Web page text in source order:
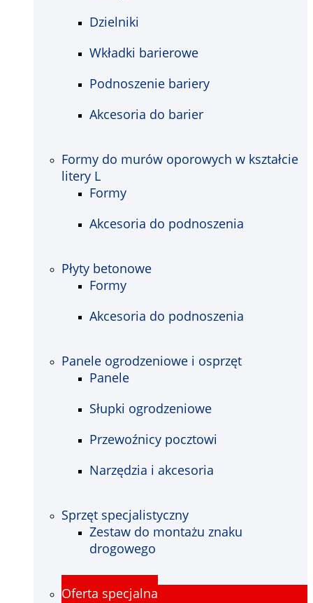
Dzielniki
Wkładki barierowe
Podnoszenie bariery
Akcesoria do barier
Formy do murów oporowych w kształcie
litery L
Formy
Akcesoria do podnoszenia
Płyty betonowe
Formy
Akcesoria do podnoszenia
Panele ogrodzeniowe i osprzęt
Panele
Słupki ogrodzeniowe
Przewoźnicy pocztowi
Narzędzia i akcesoria
Sprzęt specjalistyczny
Zestaw do montażu znaku
drogowego
Oferta specjalna